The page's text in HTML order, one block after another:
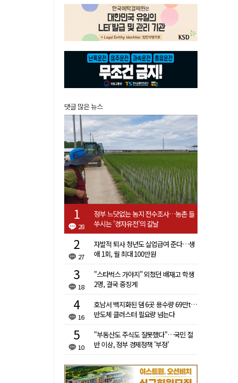
댓글 많은 뉴스
28
정부 느닷없는 농지 전수조사…농촌 들
쑤시는 '경자유전'의 칼날
27
자발적 퇴사 청년도 실업급여 준다…생
애 1회, 월 최대 100만원
18
"스타벅스 가야지" 외쳤던 배재고 학생
2명, 결국 중징계
16
호남서 백지화된 댐 6곳 용수량 69만t…
반도체 클러스터 필요량 넘는다
10
"부동산도 주식도 잘못했다"…국민 절
반 이상, 정부 경제정책 '부정'